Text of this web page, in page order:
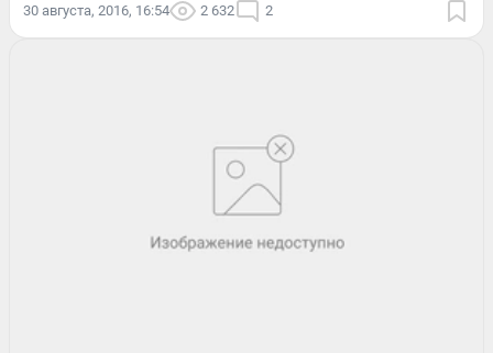
30 августа, 2016, 16:54 2 632 2